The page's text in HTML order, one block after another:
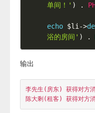
单间！' ) .
echo $li ->
浴的房间' ) .
输出
李先生(房东) 获得对方消